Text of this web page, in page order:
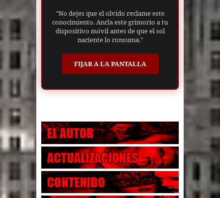
"No dejes que el olvido reclame este
conocimiento. Ancla este grimorio a tu
dispositivo móvil antes de que el sol
naciente lo consuma."
FIJAR A LA PANTALLA